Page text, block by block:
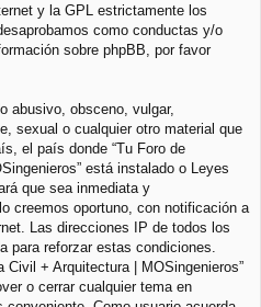
y la GPL estrictamente los
como conductas y/o
sobre phpBB, por favor
abusivo, obsceno, vulgar,
sexual o cualquier otro material que
el país donde “Tu Foro de
está instalado o Leyes
que sea inmediata y
creemos oportuno, con notificación a
Las direcciones IP de todos los
para reforzar estas condiciones.
Civil + Arquitectura | MOSingenieros”
o cerrar cualquier tema en